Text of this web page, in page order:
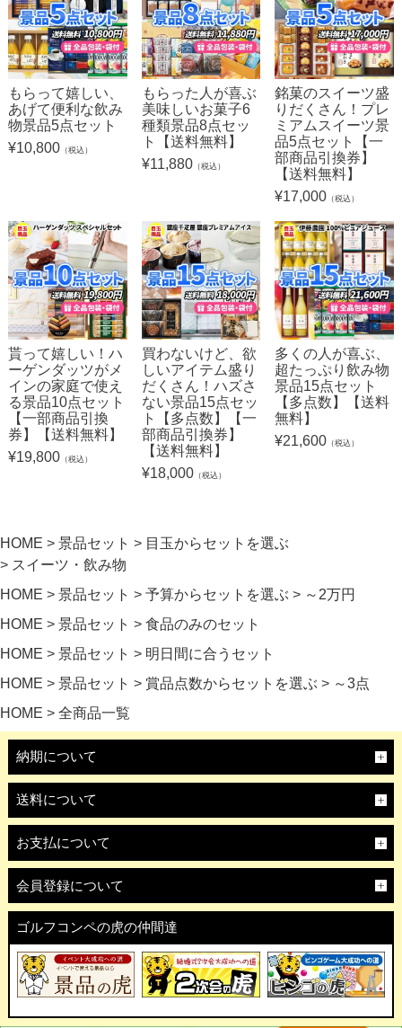
もらって嬉しい、
あげて便利な飲み
物景品5点セット
¥10,800（税込）
もらった人が喜ぶ
美味しいお菓子6
種類景品8点セッ
ト【送料無料】
¥11,880（税込）
銘菓のスイーツ盛
りだくさん！プレ
ミアムスイーツ景
品5点セット【一
部商品引換券】
【送料無料】
¥17,000 （税込）
貰って嬉しい！ハ
ーゲンダッツがメ
インの家庭で使え
る景品10点セット
【一部商品引換
券】【送料無料】
¥19,800（税込）
買わないけど、欲
しいアイテム盛り
だくさん！ハズさ
ない景品15点セッ
ト【多点数】【一
部商品引換券】
【送料無料】
¥18,000（税込）
多くの人が喜ぶ、
超たっぷり飲み物
景品15点セット
【多点数】【送料
無料】
¥21,600 （税込）
HOME 景品セット
目玉からセットを選ぶ
スイーツ・飲み物
HOME
景品セット 予算からセットを選ぶ
～2万円
HOME
景品セット
食品のみのセット
HOME
景品セット
明日間に合うセット
HOME
景品セット 賞品点数からセットを選ぶ
～3点
HOME
全商品一覧
納期について
送料について
お支払について
会員登録について
ゴルフコンペの虎の仲間達